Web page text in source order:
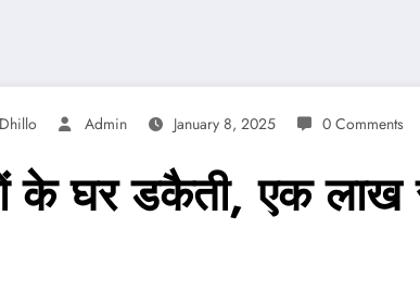
Admin January 8, 2025 0 Comments
के घर डकैती, एक लाख